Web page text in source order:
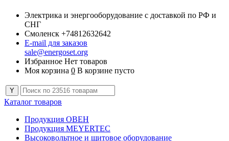
Электрика и энергооборудование с доставкой по РФ и
СНГ
Смоленск +74812632642
E-mail для заказов
sale@energoset.org
Избранное Нет товаров
Моя корзина 0 В корзине пусто
Каталог товаров
Продукция ОВЕН
Продукция MEYERTEC
Высоковольтное и щитовое оборудование